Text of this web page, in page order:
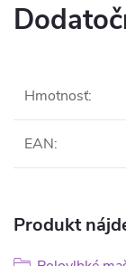
Hmotnosť:
EAN:
Produkt